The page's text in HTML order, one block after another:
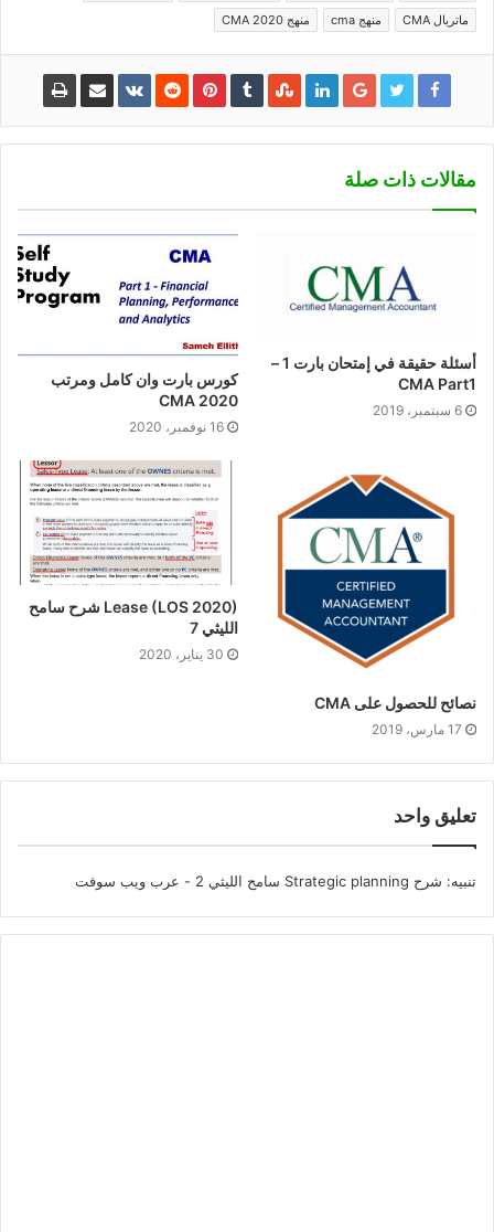
ماتريال CMA
منهج cma منهج CMA 2020
مقالات ذات صلة
أسئلة حقيقة في إمتحان بارت 1 –
CMA Part1
6 سبتمبر، 2019
كورس بارت وان كامل ومرتب
CMA 2020
16 نوفمبر، 2020
نصائح للحصول على CMA
17 مارس، 2019
Lease (LOS 2020) شرح سامح
الليثي 7
30 يناير، 2020
تعليق واحد
تنبيه: شرح Strategic planning سامح الليثي 2 - عرب ويب سوفت